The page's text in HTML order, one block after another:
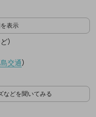
表示
）
交通）
などを聞いてみる